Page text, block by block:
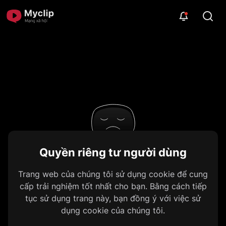
Không tìm thấy URL được yêu cầu
trên máy chủ này.
Về trang chủ
Quyền riêng tư người dùng
Trang web của chúng tôi sử dụng cookie để cung
cấp trải nghiệm tốt nhất cho bạn. Bằng cách tiếp
tục sử dụng trang này, bạn đồng ý với việc sử
dụng cookie của chúng tôi.